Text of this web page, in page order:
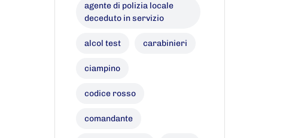
agente di polizia locale
deceduto in servizio
alcol test carabinieri
ciampino
codice rosso
comandante